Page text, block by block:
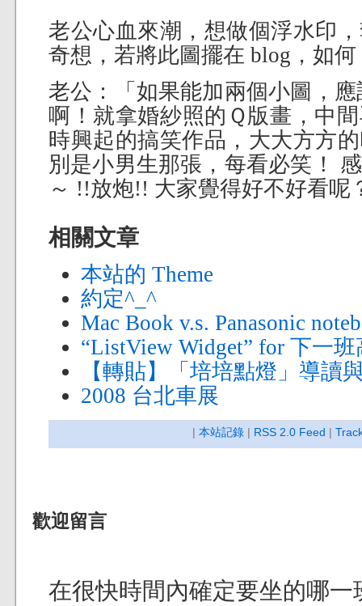
老公心血來潮，想做個浮水印
奇想，若將此圖擺在 blog，如何
老公：「如果能加兩個小圖，
啊！就拿婚紗照的Ｑ版畫，中
時興起的搞笑作品，大大方方
別是小男生那張，每看必笑！
～ !!放炮!! 大家覺得好不好看呢
相關文章
本站的 Theme
約定^_^
Mac Book v.s. Panasonic
“ListView Widget” for 下一
【轉貼】「培培點燈」導讀
2008 台北車展
| 本站記錄 | RSS 2.0 Feed |
歡迎留言
在很快時間內確定要坐的哪一